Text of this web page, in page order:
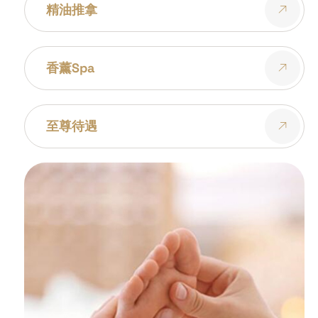
精油推拿
香薰spa
至尊待遇